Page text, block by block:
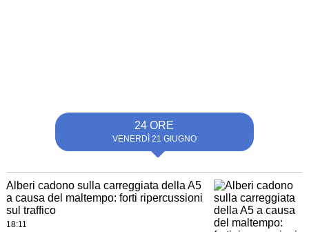
24 ORE
VENERDÌ 21 GIUGNO
Alberi cadono sulla carreggiata della A5
a causa del maltempo: forti ripercussioni
sul traffico
18:11